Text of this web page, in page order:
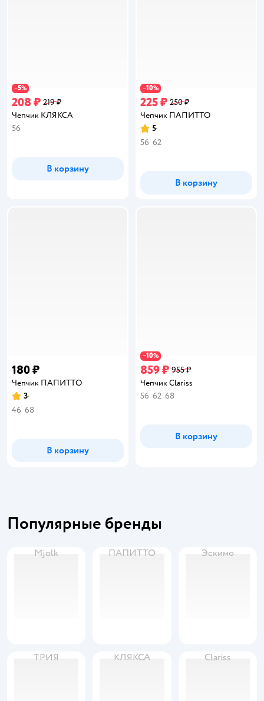
−5%
208 ₽ 219 ₽
Чепчик КЛЯКСА
56
В корзину
−10%
225 ₽ 250 ₽
Чепчик ПАПИТТО
Рейтинг:
5
56 62
В корзину
180 ₽
Чепчик ПАПИТТО
Рейтинг:
3
46 68
В корзину
−10%
859 ₽ 955 ₽
Чепчик Clariss
56 62 68
В корзину
Популярные бренды
Mjolk ПАПИТТО Эскимо
ТРИЯ КЛЯКСА Clariss